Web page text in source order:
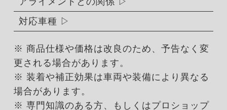
対応車種
※ 商品仕様や価格は改良のため、予告なく変
更される場合があります。
※ 装着や補正効果は車両や装備により異なる
場合があります。
※ 専門知識のある方、もしくはプロショップ